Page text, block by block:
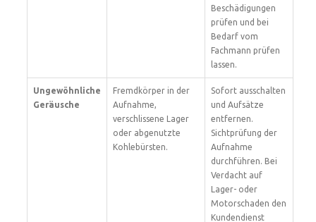
Beschädigungen
prüfen und bei
Bedarf vom
Fachmann prüfen
lassen.
Ungewöhnliche
Geräusche
Fremdkörper in der
Aufnahme,
verschlissene Lager
oder abgenutzte
Kohlebürsten.
Sofort ausschalten
und Aufsätze
entfernen.
Sichtprüfung der
Aufnahme
durchführen. Bei
Verdacht auf
Lager- oder
Motorschaden den
Kundendienst